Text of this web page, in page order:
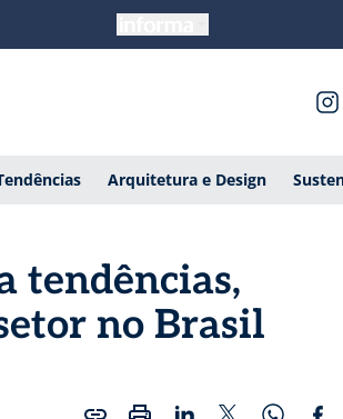
Arquitetura e Design
tendências,
no Brasil